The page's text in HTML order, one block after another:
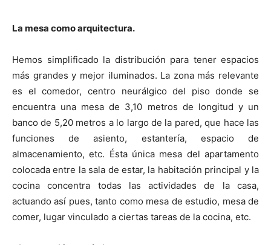
La mesa como arquitectura.
Hemos simplificado la distribución para tener espacios
más grandes y mejor iluminados. La zona más relevante
es el comedor, centro neurálgico del piso donde se
encuentra una mesa de 3,10 metros de longitud y un
banco de 5,20 metros a lo largo de la pared, que hace las
funciones de asiento, estantería, espacio de
almacenamiento, etc. Ésta única mesa del apartamento
colocada entre la sala de estar, la habitación principal y la
cocina concentra todas las actividades de la casa,
actuando así pues, tanto como mesa de estudio, mesa de
comer, lugar vinculado a ciertas tareas de la cocina, etc.